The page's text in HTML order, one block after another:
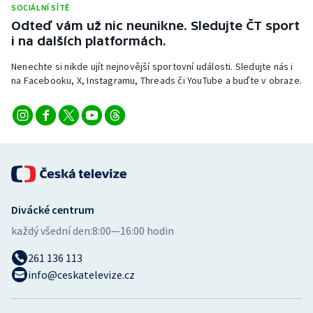
SOCIÁLNÍ SÍTĚ
Odteď vám už nic neunikne. Sledujte ČT sport
i na dalších platformách.
Nenechte si nikde ujít nejnovější sportovní události. Sledujte nás i
na Facebooku, X, Instagramu, Threads či YouTube a buďte v obraze.
Divácké centrum
každý všední den:8:00—16:00 hodin
261 136 113
info@ceskatelevize.cz